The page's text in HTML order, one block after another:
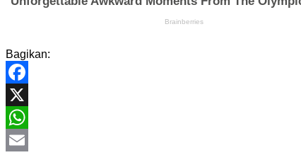
Bagikan:
Facebook
X
WhatsApp